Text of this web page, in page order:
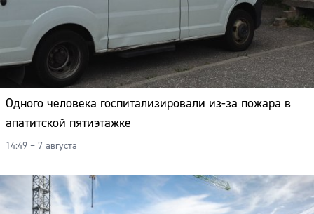
Одного человека госпитализировали из-за пожара в
апатитской пятиэтажке
14:49 – 7 августа